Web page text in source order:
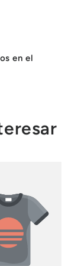
en el